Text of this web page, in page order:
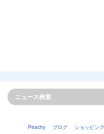
Peachy ブログ ショッピング